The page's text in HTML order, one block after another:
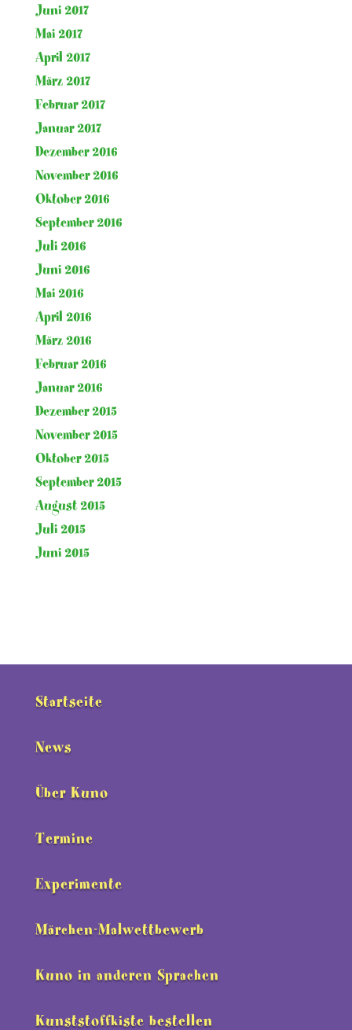
Juni 2017
Mai 2017
April 2017
März 2017
Februar 2017
Januar 2017
Dezember 2016
November 2016
Oktober 2016
September 2016
Juli 2016
Juni 2016
Mai 2016
April 2016
März 2016
Februar 2016
Januar 2016
Dezember 2015
November 2015
Oktober 2015
September 2015
August 2015
Juli 2015
Juni 2015
Startseite
News
Über Kuno
Termine
Experimente
Märchen-Malwettbewerb
Kuno in anderen Sprachen
Kunststoffkiste bestellen